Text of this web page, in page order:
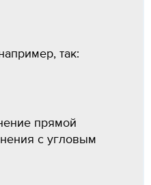
так:
прямой
с угловым